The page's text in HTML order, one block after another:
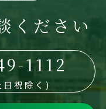
ください
1112
祝除く)